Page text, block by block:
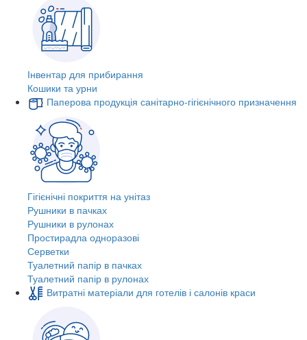
Інвентар для прибирання
Кошики та урни
Паперова продукція санітарно-гігієнічного призначення
Гігієнічні покриття на унітаз
Рушники в пачках
Рушники в рулонах
Простирадла одноразові
Серветки
Туалетний папір в пачках
Туалетний папір в рулонах
Витратні матеріали для готелів і салонів краси